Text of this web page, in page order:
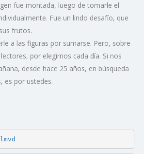
fue montada, luego de tomarle el
Fue un lindo desafío, que
frutos.
a las figuras por sumarse. Pero, sobre
por elegirnos cada día. Si nos
desde hace 25 años, en búsqueda
es por ustedes.